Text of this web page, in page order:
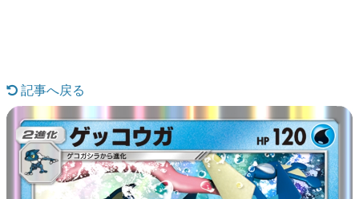
です。
ゲームが変えた日本語
「経験値」「裏技」「ラスボス」… ゲームにまつわる言葉
の起源や用法の変遷を、コンピューター文化史研究家・タ
イニーP氏が徹底調査。
記事へ戻る